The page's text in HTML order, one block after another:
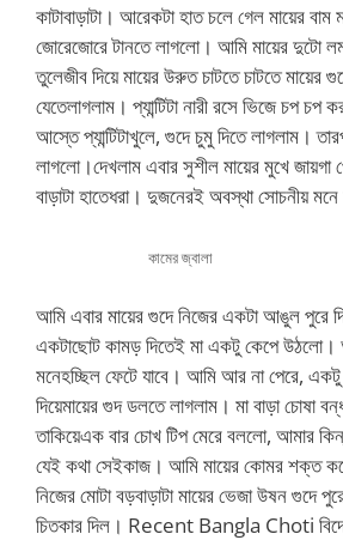
কাটাবাড়াটা। আরেকটা হাত চলে গেল মায়ের বাম
জোরেজোরে টানতে লাগলো। আমি মায়ের দুটো
তুলেজীব দিয়ে মায়ের উরুত চাটতে চাটতে মায়ের
যেতেলাগলাম। প্যান্টিটা নারী রসে ভিজে চপ
আস্তে প্যান্টিটাখুলে, গুদে চুমু দিতে লাগলাম।
লাগলো।দেখলাম এবার সুশীল মায়ের মুখে জায়গা
বাড়াটা হাতেধরা। দুজনেরই অবস্থা সোচনীয়
কামের জ্বালা
আমি এবার মায়ের গুদে নিজের একটা আঙুল পুরে
একটাছোট কামড় দিতেই মা একটু কেপে উঠলো।
মনেহচ্ছিল ফেটে যাবে। আমি আর না পেরে,
দিয়েমায়ের গুদ ডলতে লাগলাম। মা বাড়া চোষা
তাকিয়েএক বার চোখ টিপ মেরে বললো, আমার
যেই কথা সেইকাজ। আমি মায়ের কোমর শক্ত
নিজের মোটা বড়বাড়াটা মায়ের ভেজা উষন গুদে
চিতকার দিল। Recent Bangla Choti